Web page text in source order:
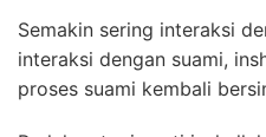
Semakin sering interaksi
interaksi dengan suami,
proses suami kembali